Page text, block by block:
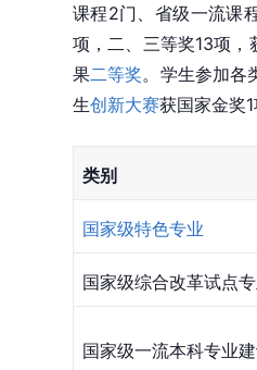
课程2门、省级一流课
项，二、三等奖13项
果二等奖。学生参加各
生创新大赛获国家金奖
类别
国家级特色专业
国家级综合改革试点
国家级一流本科专业